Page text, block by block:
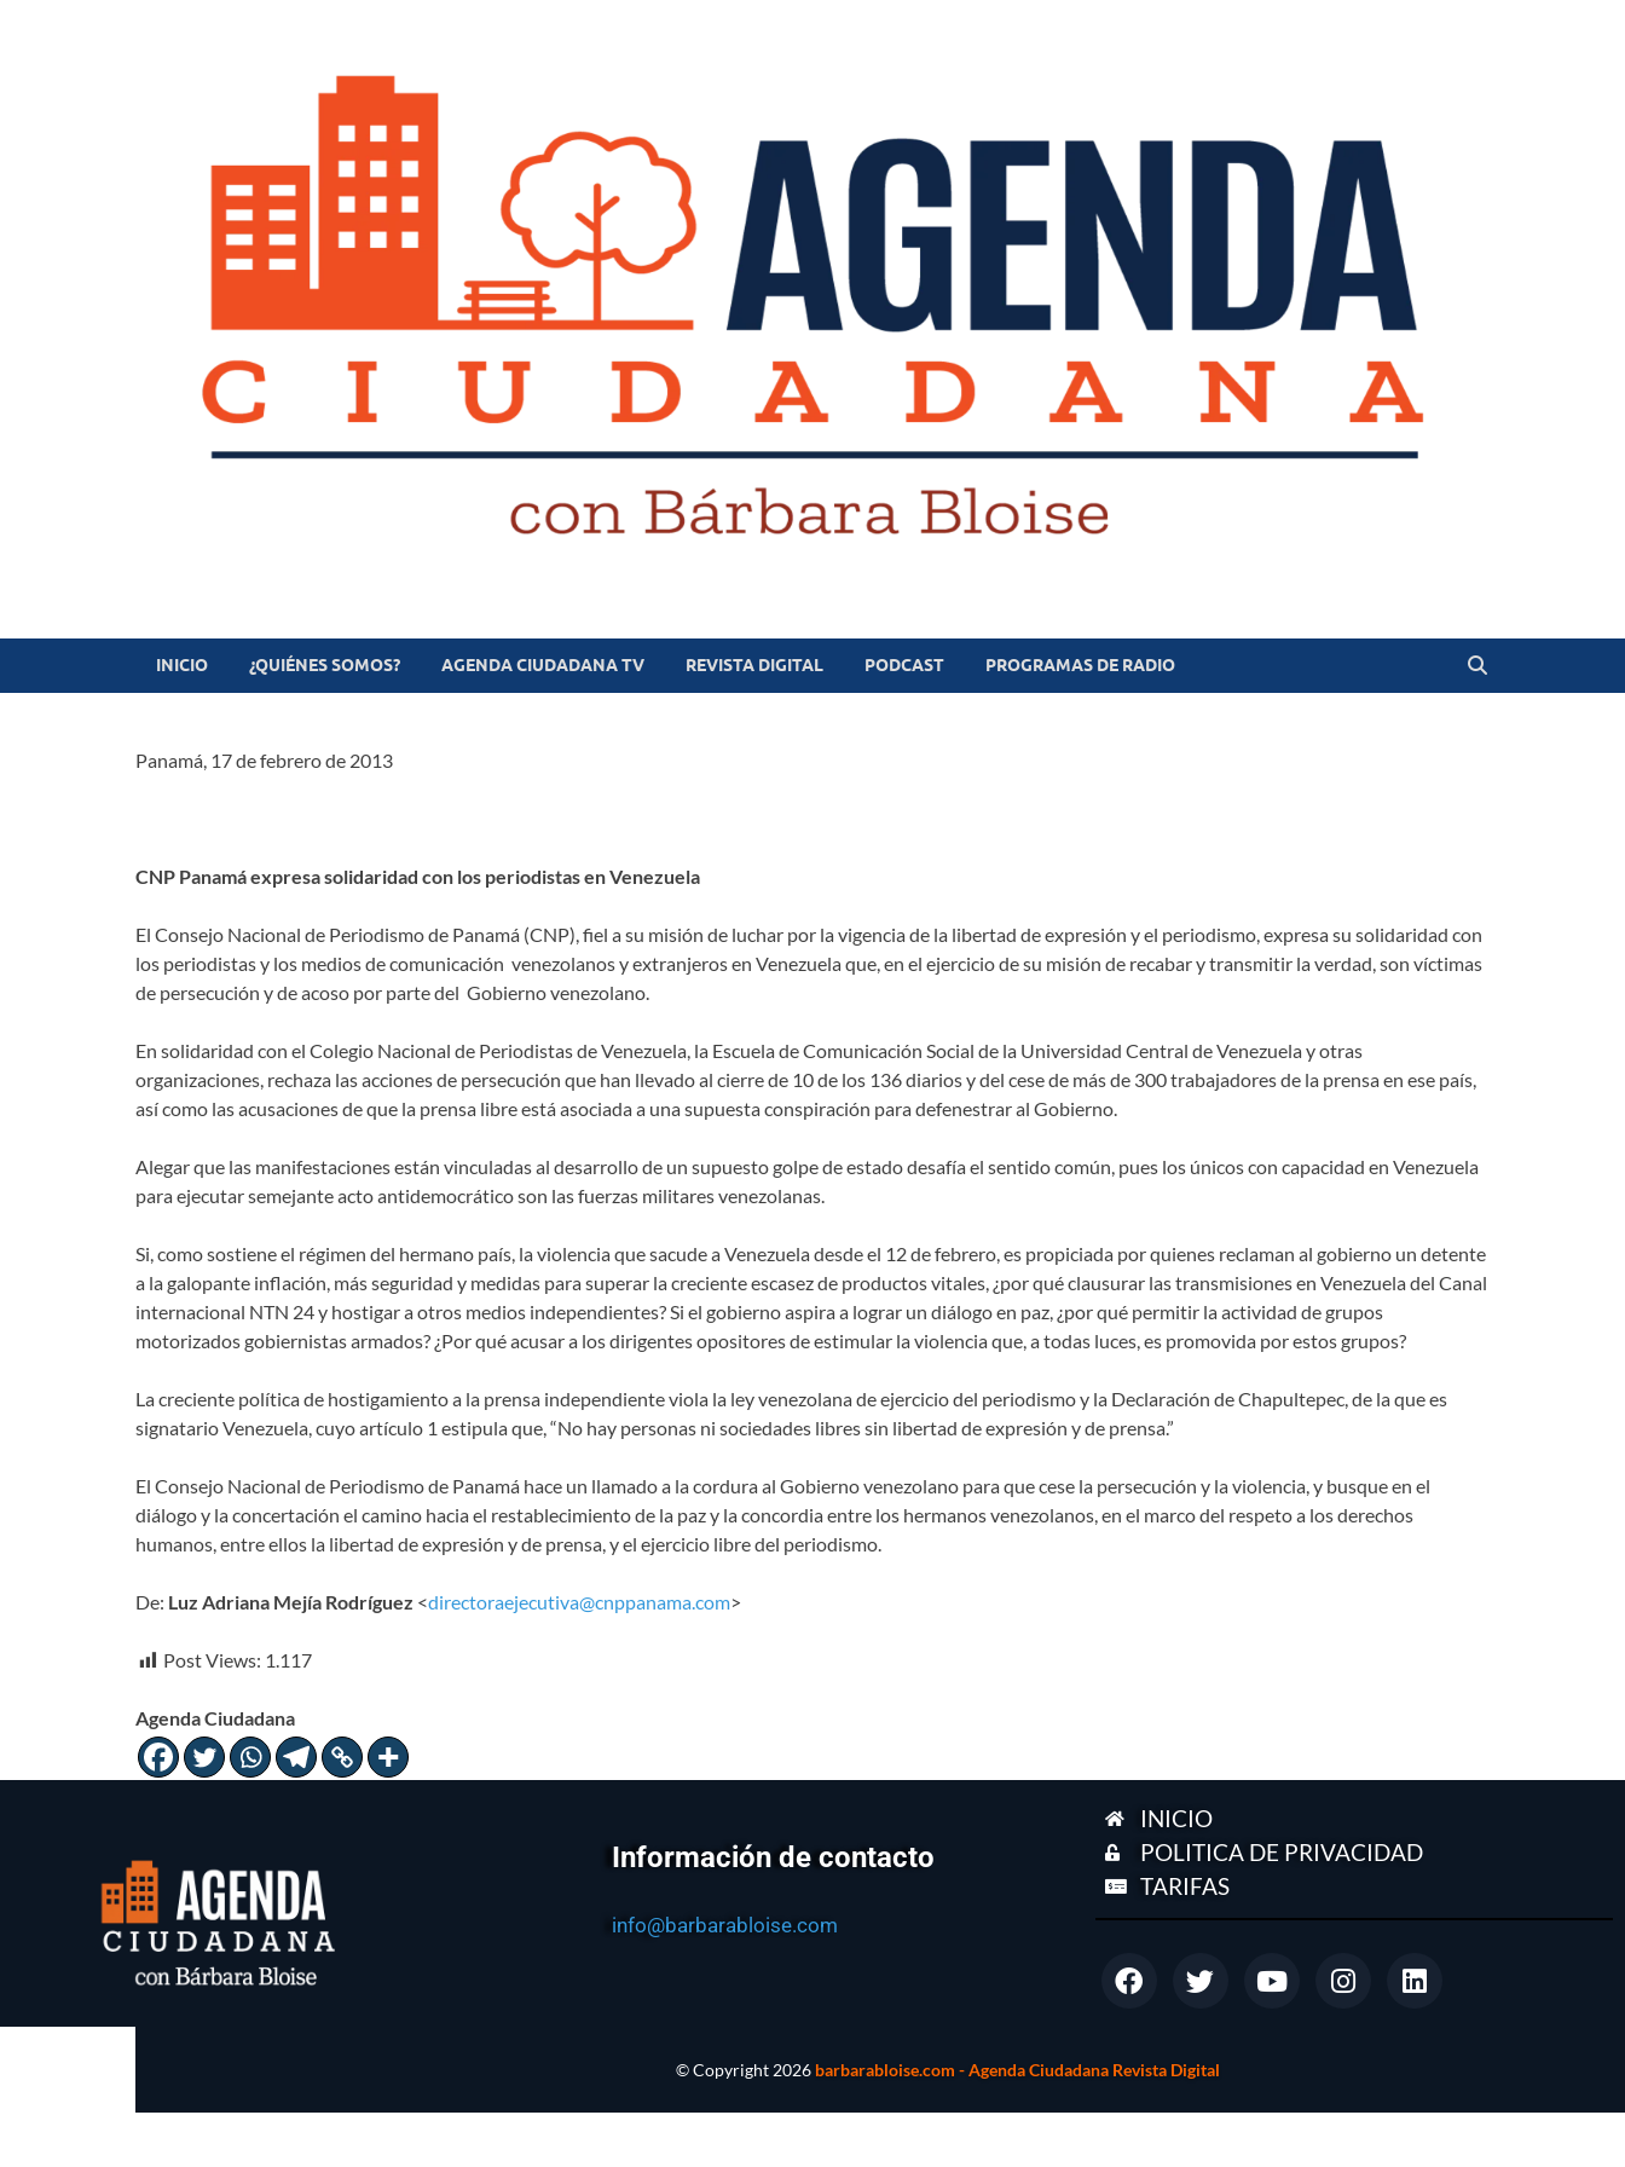
Revista digital
INICIO ¿QUIÉNES SOMOS? AGENDA CIUDADANA TV REVISTA DIGITAL PODCAST PROGRAMAS DE RADIO
Panamá, 17 de febrero de 2013
CNP Panamá expresa solidaridad con los periodistas en Venezuela
El Consejo Nacional de Periodismo de Panamá (CNP), fiel a su misión de luchar por la vigencia de la libertad de expresión y el periodismo, expresa su solidaridad con
los periodistas y los medios de comunicación venezolanos y extranjeros en Venezuela que, en el ejercicio de su misión de recabar y transmitir la verdad, son víctimas
de persecución y de acoso por parte del Gobierno venezolano.
En solidaridad con el Colegio Nacional de Periodistas de Venezuela, la Escuela de Comunicación Social de la Universidad Central de Venezuela y otras
organizaciones, rechaza las acciones de persecución que han llevado al cierre de 10 de los 136 diarios y del cese de más de 300 trabajadores de la prensa en ese país,
así como las acusaciones de que la prensa libre está asociada a una supuesta conspiración para defenestrar al Gobierno.
Alegar que las manifestaciones están vinculadas al desarrollo de un supuesto golpe de estado desafía el sentido común, pues los únicos con capacidad en Venezuela
para ejecutar semejante acto antidemocrático son las fuerzas militares venezolanas.
Si, como sostiene el régimen del hermano país, la violencia que sacude a Venezuela desde el 12 de febrero, es propiciada por quienes reclaman al gobierno un detente
a la galopante inflación, más seguridad y medidas para superar la creciente escasez de productos vitales, ¿por qué clausurar las transmisiones en Venezuela del Canal
internacional NTN 24 y hostigar a otros medios independientes? Si el gobierno aspira a lograr un diálogo en paz, ¿por qué permitir la actividad de grupos
motorizados gobiernistas armados? ¿Por qué acusar a los dirigentes opositores de estimular la violencia que, a todas luces, es promovida por estos grupos?
La creciente política de hostigamiento a la prensa independiente viola la ley venezolana de ejercicio del periodismo y la Declaración de Chapultepec, de la que es
signatario Venezuela, cuyo artículo 1 estipula que, “No hay personas ni sociedades libres sin libertad de expresión y de prensa.”
El Consejo Nacional de Periodismo de Panamá hace un llamado a la cordura al Gobierno venezolano para que cese la persecución y la violencia, y busque en el
diálogo y la concertación el camino hacia el restablecimiento de la paz y la concordia entre los hermanos venezolanos, en el marco del respeto a los derechos
humanos, entre ellos la libertad de expresión y de prensa, y el ejercicio libre del periodismo.
De: Luz Adriana Mejía Rodríguez <directoraejecutiva@cnppanama.com>
Post Views: 1.117
Agenda Ciudadana
Información de contacto
info@barbarabloise.com
INICIO
POLITICA DE PRIVACIDAD
TARIFAS
© Copyright 2026 barbarabloise.com - Agenda Ciudadana Revista Digital